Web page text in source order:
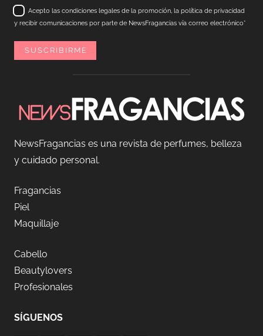
Acepto las condiciones legales de la promoción, la política de privacidad
y recibir comunicaciones por parte de NewsFragancias vía correo electrónico*
NewsFragancias es una revista de perfumes, belleza
y cuidado personal.
Fragancias
Piel
Maquillaje
Cabello
Beautylovers
Profesionales
SÍGUENOS